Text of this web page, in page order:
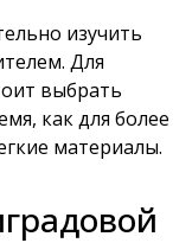
изучить
Для
выбрать
как для более
материалы.